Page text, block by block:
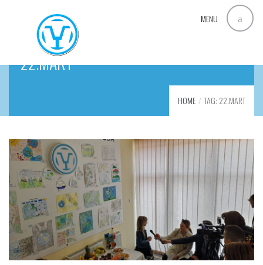
MENU
22.MART
HOME TAG: 22.MART